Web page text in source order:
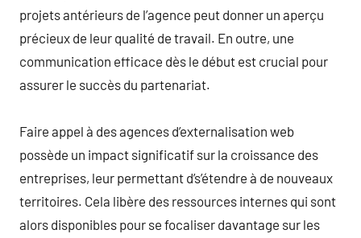
projets antérieurs de l’agence peut donner un aperçu
précieux de leur qualité de travail. En outre, une
communication efficace dès le début est crucial pour
assurer le succès du partenariat.
Faire appel à des agences d’externalisation web
possède un impact significatif sur la croissance des
entreprises, leur permettant d’s’étendre à de nouveaux
territoires. Cela libère des ressources internes qui sont
alors disponibles pour se focaliser davantage sur les